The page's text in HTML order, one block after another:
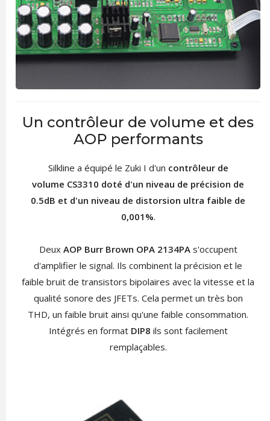
Un contrôleur de volume et des
AOP performants
Silkline a équipé le Zuki I d'un contrôleur de
volume CS3310 doté d'un niveau de précision de
0.5dB et d'un niveau de distorsion ultra faible de
0,001%.
Deux AOP Burr Brown OPA 2134PAs'occupent
d'amplifier le signal. Ils combinent la précision et le
faible bruit de transistors bipolaires avec la vitesse et la
qualité sonore des JFETs. Cela permet un très bon
THD, un faible bruit ainsi qu'une faible consommation.
Intégrés en format DIP8 ils sont facilement
remplaçables.